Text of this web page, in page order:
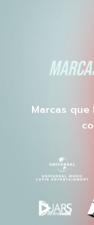
Marcas